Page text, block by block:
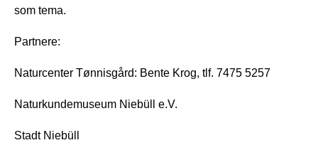
som tema.
Partnere:
Naturcenter Tønnisgård: Bente Krog, tlf. 7475 5257
Naturkundemuseum Niebüll e.V.
Stadt Niebüll